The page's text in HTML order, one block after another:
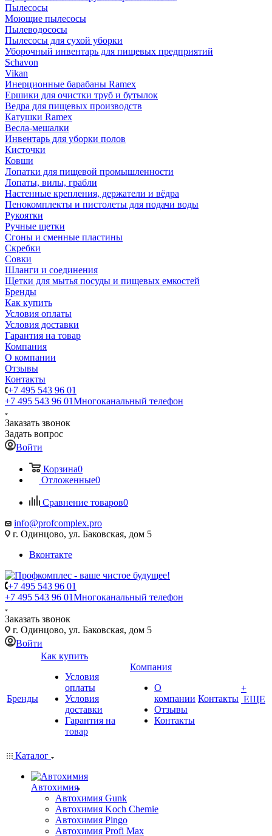
Пылесосы
Моющие пылесосы
Пылеводососы
Пылесосы для сухой уборки
Уборочный инвентарь для пищевых предприятий
Schavon
Vikan
Инерционные барабаны Ramex
Ершики для очистки труб и бутылок
Ведра для пищевых производств
Катушки Ramex
Весла-мешалки
Инвентарь для уборки полов
Кисточки
Ковши
Лопатки для пищевой промышленности
Лопаты, вилы, грабли
Настенные крепления, держатели и вёдра
Пенокомплекты и пистолеты для подачи воды
Рукоятки
Ручные щетки
Сгоны и сменные пластины
Скребки
Совки
Шланги и соединения
Щетки для мытья посуды и пищевых емкостей
Бренды
Как купить
Условия оплаты
Условия доставки
Гарантия на товар
Компания
О компании
Отзывы
Контакты
+7 495 543 96 01
+7 495 543 96 01Многоканальный телефон
Заказать звонок
Задать вопрос
Войти
Корзина0
Отложенные0
Сравнение товаров0
info@profcomplex.pro
г. Одинцово, ул. Баковская, дом 5
Вконтакте
+7 495 543 96 01
+7 495 543 96 01Многоканальный телефон
Заказать звонок
г. Одинцово, ул. Баковская, дом 5
Войти
Бренды
Как купить
Условия
оплаты
Условия
доставки
Гарантия на
товар
Компания
О
компании
Отзывы
Контакты
Контакты
+
ЕЩЕ
Каталог
Автохимия
Автохимия Gunk
Автохимия Koch Chemie
Автохимия Pingo
Автохимия Profi Max